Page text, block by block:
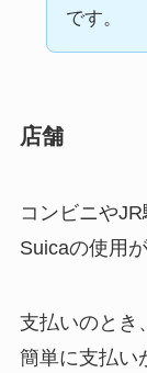
です。
店舗
コンビニや
Suicaの使用
支払いのとき
簡単に支払い